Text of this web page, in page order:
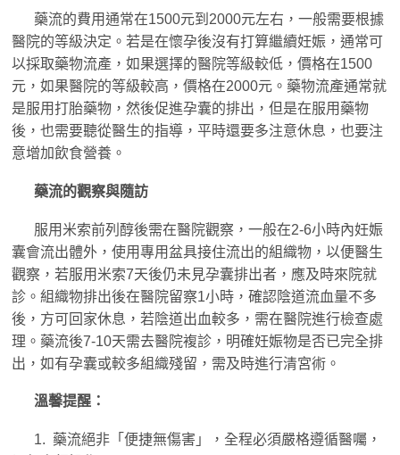
藥流的費用通常在1500元到2000元左右，一般需要根據
醫院的等級決定。若是在懷孕後沒有打算繼續妊娠，通常可
以採取藥物流產，如果選擇的醫院等級較低，價格在1500
元，如果醫院的等級較高，價格在2000元。藥物流產通常就
是服用打胎藥物，然後促進孕囊的排出，但是在服用藥物
後，也需要聽從醫生的指導，平時還要多注意休息，也要注
意增加飲食營養。
藥流的觀察與隨訪
服用米索前列醇後需在醫院觀察，一般在2-6小時內妊娠
囊會流出體外，使用專用盆具接住流出的組織物，以便醫生
觀察，若服用米索7天後仍未見孕囊排出者，應及時來院就
診。組織物排出後在醫院留察1小時，確認陰道流血量不多
後，方可回家休息，若陰道出血較多，需在醫院進行檢查處
理。藥流後7-10天需去醫院複診，明確妊娠物是否已完全排
出，如有孕囊或較多組織殘留，需及時進行清宮術。
溫馨提醒：
1. 藥流絕非「便捷無傷害」，全程必須嚴格遵循醫囑，